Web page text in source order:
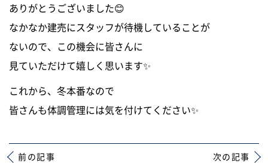
ありがとうございました😊
なかなか建売にスタッフが待機していることが
ないので、この機会に皆さんに
見ていただけて嬉しく思います✨
これから、冬本番なので
皆さんも体調管理には気を付けてください✨
前の記事 次の記事